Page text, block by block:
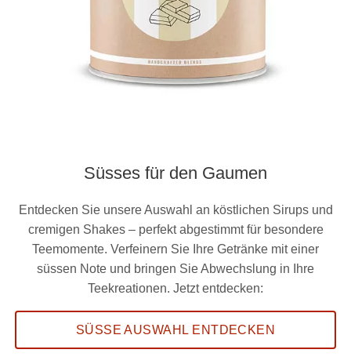
Süsses für den Gaumen
Entdecken Sie unsere Auswahl an köstlichen Sirups und
cremigen Shakes – perfekt abgestimmt für besondere
Teemomente. Verfeinern Sie Ihre Getränke mit einer
süssen Note und bringen Sie Abwechslung in Ihre
Teekreationen. Jetzt entdecken:
SÜSSE AUSWAHL ENTDECKEN